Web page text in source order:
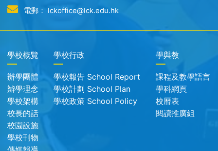
電郵： lckoffice@lck.edu.hk
學校概覽
辦學團體
辧學理念
學校架構
校長的話
校園設施
學校刊物
學校行政
學校報告 School Report
學校計劃 School Plan
學校政策 School Policy
學與教
課程及教學語言
學科網頁
校曆表
閱讀推廣組